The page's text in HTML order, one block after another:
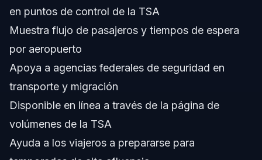
viajeros en los puntos de control de la TSA?
¿Con qué frecuencia la TSA actualiza la información de
información de pasajeros de la TSA?
¿Qué muestra la información de procesamiento de la
para las revisiones de la TSA?
Fuentes y Referencias
en puntos de control de la TSA
Muestra flujo de pasajeros y tiempos de espera
por aeropuerto
Apoya a agencias federales de seguridad en
transporte y migración
Disponible en línea a través de la página de
volúmenes de la TSA
Ayuda a los viajeros a prepararse para